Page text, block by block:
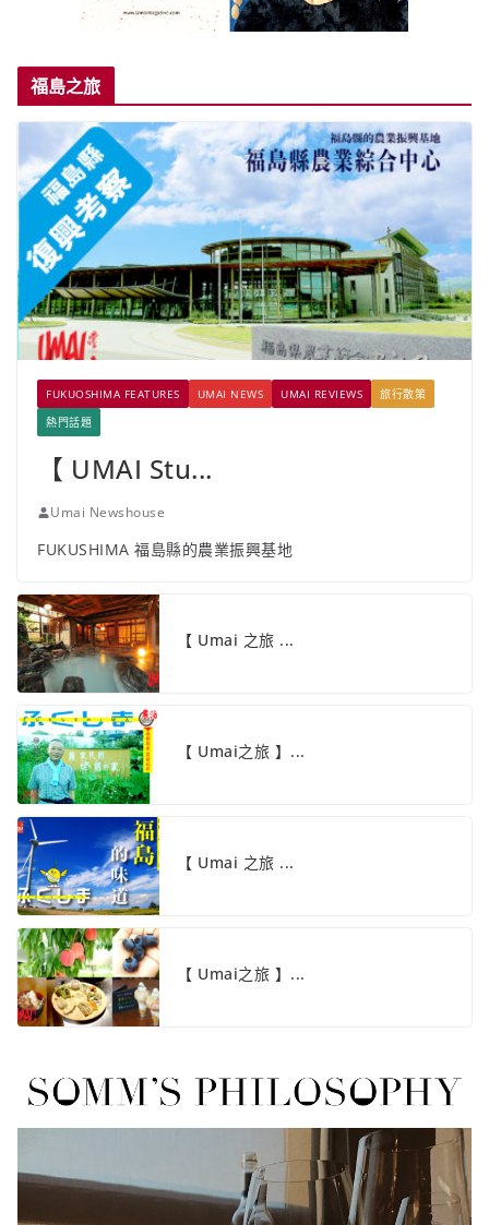
福島之旅
FUKUOSHIMA FEATURES UMAI NEWS UMAI REVIEWS
旅行散策
熱門話題
【 UMAI Stu...
Umai Newshouse
FUKUSHIMA 福島縣的農業振興基地
【 Umai 之旅 ...
【 Umai之旅 】...
【 Umai 之旅 ...
【 Umai之旅 】...